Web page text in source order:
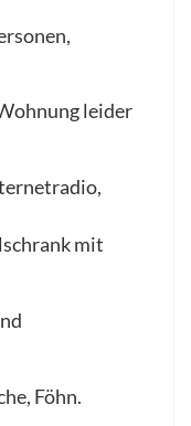
leider
mit
Föhn.